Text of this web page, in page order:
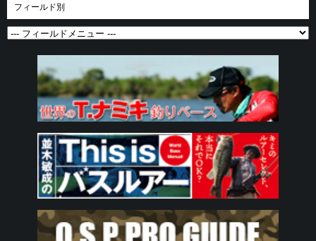
フィールド別